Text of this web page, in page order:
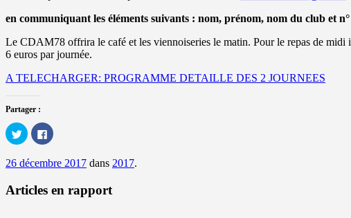
en communiquant les éléments suivants : nom, prénom, nom du club et
Le CDAM78 offrira le café et les viennoiseries le matin. Pour le repas de midi
6 euros par journée.
A TELECHARGER: PROGRAMME DETAILLE DES 2 JOURNEES
Partager :
Cliquez
pour
partager
sur
Twitter(ouvre
nouvelle
fenêtre)
Cliquez
pour
Facebook(ouvre
nouvelle
fenêtre)
26 décembre 2017 dans 2017.
Articles en rapport